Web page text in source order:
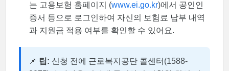
는 고용보험 홈페이지 (www.ei.go.kr)에서 공인인
증서 등으로 로그인하여 자신의 보험료 납부 내역
과 지원금 적용 여부를 확인할 수 있어요.
📌 팁: 신청 전에 근로복지공단 콜센터(1588-